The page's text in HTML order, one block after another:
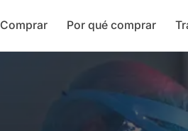
Comprar Por qué comprar